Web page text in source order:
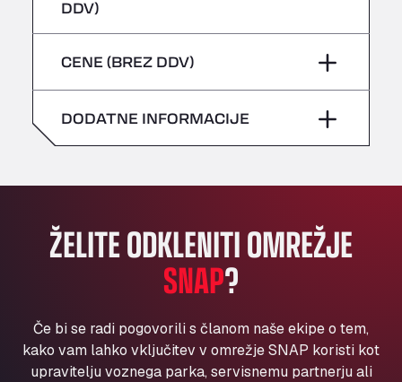
Bühlwiesenweg 15, 72221
Klaverbladstaat 21, 3560
American Truck Wash
Av. des Etats-Unis 90, 6041
Andamur Guarroman
Andamur La Junquera
Andamur Pamplona
A-15 Salida Imarcoain, 31119
Andamur San Roman II
Anglia Motel
Washway Road, PE12 8LT
Anpol Sp. z o.o.
sobota –
sobota –
DDV)
CENE (BREZ DDV)
DODATNE INFORMACIJE
ŽELITE ODKLENITI OMREŽJE
SNAP?
Če bi se radi pogovorili s članom naše ekipe o tem,
kako vam lahko vključitev v omrežje SNAP koristi kot
upravitelju voznega parka, servisnemu partnerju ali